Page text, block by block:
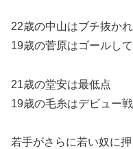
22歳の中山はブチ抜か
19歳の菅原はゴールし
21歳の堂安は最低点
19歳の毛糸はデビュー
若手がさらに若い奴に